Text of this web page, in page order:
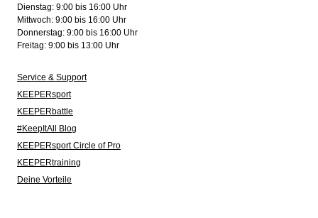
Dienstag: 9:00 bis 16:00 Uhr
Mittwoch: 9:00 bis 16:00 Uhr
Donnerstag: 9:00 bis 16:00 Uhr
Freitag: 9:00 bis 13:00 Uhr
Service & Support
KEEPERsport
KEEPERbattle
#KeepItAll Blog
KEEPERsport Circle of Pro
KEEPERtraining
Deine Vorteile